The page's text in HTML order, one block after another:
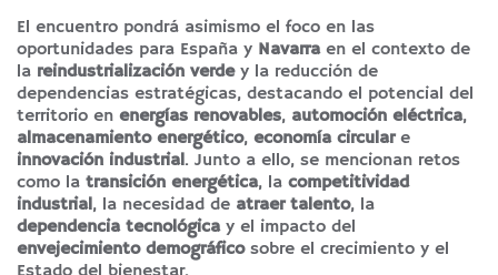
El encuentro pondrá asimismo el foco en las
oportunidades para España y Navarraen el contexto de
la reindustrialización verdey la reducción de
dependencias estratégicas, destacando el potencial del
territorio en energías renovables, automoción eléctrica,
almacenamiento energético, economía circulare
innovación industrial. Junto a ello, se mencionan retos
como la transición energética, la competitividad
industrial, la necesidad de atraer talento, la
dependencia tecnológicay el impacto del
envejecimiento demográficosobre el crecimiento y el